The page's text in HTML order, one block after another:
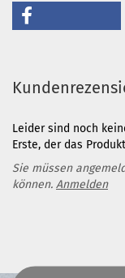
Leider sind noch
Erste, der das
Sie müssen
können. Anmelden